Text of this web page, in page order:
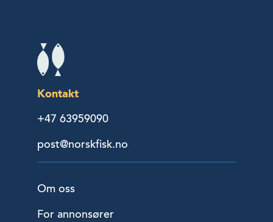
Kontakt
+47 63959090
post@norskfisk.no
Om oss
For annonsører